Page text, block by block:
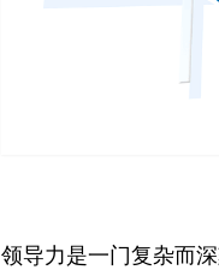
领导力是一门复杂而